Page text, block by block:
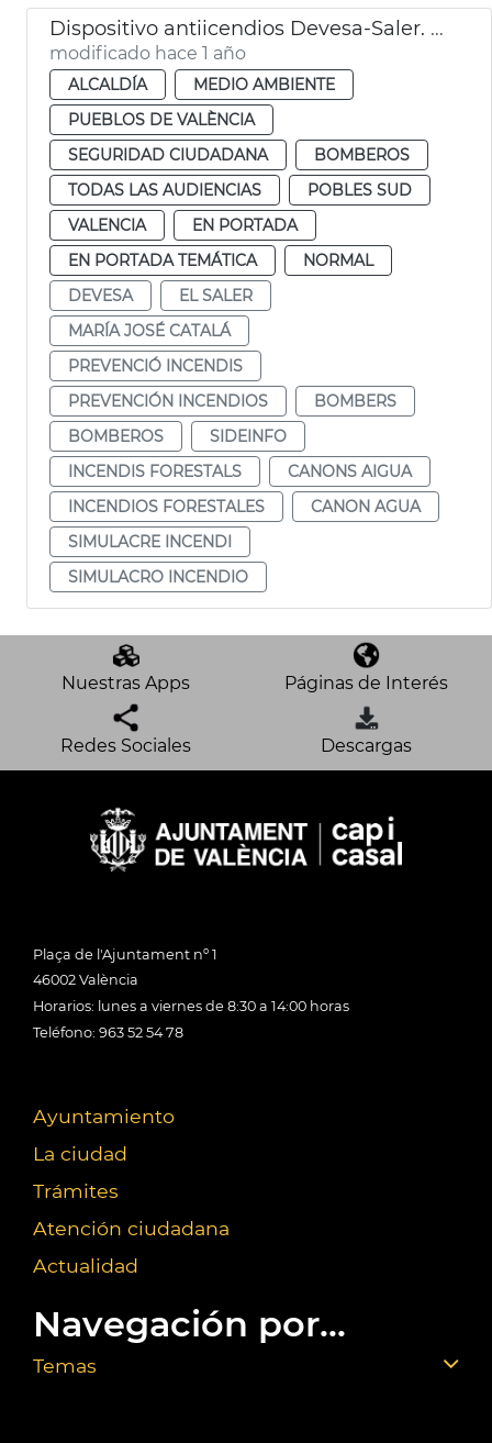
Dispositivo antiicendios Devesa-Saler. València
modificado hace 1 año
ALCALDÍA
MEDIO AMBIENTE
PUEBLOS DE VALÈNCIA
SEGURIDAD CIUDADANA
BOMBEROS
TODAS LAS AUDIENCIAS
POBLES SUD
VALENCIA
EN PORTADA
EN PORTADA TEMÁTICA
NORMAL
DEVESA
EL SALER
MARÍA JOSÉ CATALÁ
PREVENCIÓ INCENDIS
PREVENCIÓN INCENDIOS
BOMBERS
BOMBEROS
SIDEINFO
INCENDIS FORESTALS
CANONS AIGUA
INCENDIOS FORESTALES
CANON AGUA
SIMULACRE INCENDI
SIMULACRO INCENDIO
Nuestras Apps Páginas de Interés
Redes Sociales Descargas
Plaça de l'Ajuntament nº 1
46002 València
Horarios: lunes a viernes de 8:30 a 14:00 horas
Teléfono: 963 52 54 78
Ayuntamiento
La ciudad
Trámites
Atención ciudadana
Actualidad
Navegación por...
Temas